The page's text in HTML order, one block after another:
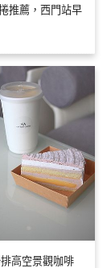
推薦，西門站早
排高空景觀咖啡